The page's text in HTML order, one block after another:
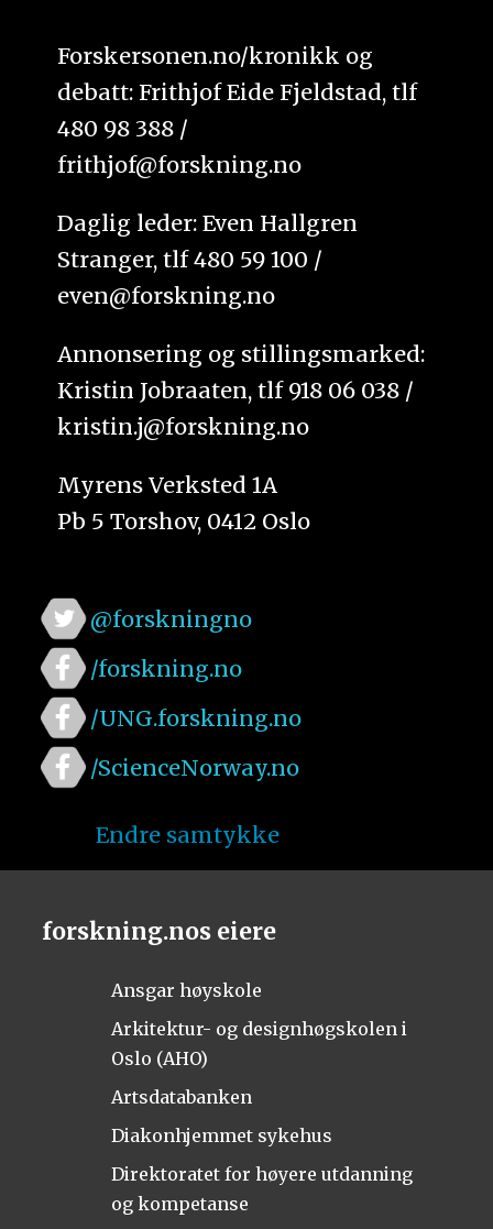
Forskersonen.no/kronikk og
debatt: Frithjof Eide Fjeldstad, tlf
480 98 388 /
frithjof@forskning.no
Daglig leder: Even Hallgren
Stranger, tlf 480 59 100 /
even@forskning.no
Annonsering og stillingsmarked:
Kristin Jobraaten, tlf 918 06 038 /
kristin.j@forskning.no
Myrens Verksted 1A
Pb 5 Torshov, 0412 Oslo
@forskningno
/forskning.no
/UNG.forskning.no
/ScienceNorway.no
Endre samtykke
forskning.nos eiere
Ansgar høyskole
Arkitektur- og designhøgskolen i
Oslo (AHO)
Artsdatabanken
Diakonhjemmet sykehus
Direktoratet for høyere utdanning
og kompetanse